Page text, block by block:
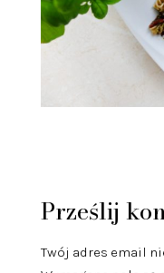
Prześlij
Twój adres email